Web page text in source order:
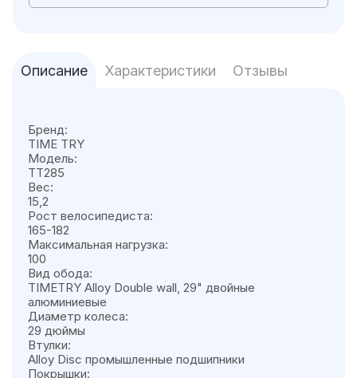
Описание Характеристики Отзывы
Бренд:
TIME TRY
Модель:
TT285
Вес:
15,2
Рост велосипедиста:
165-182
Максимальная нагрузка:
100
Вид обода:
TIMETRY Alloy Double wall, 29" двойные
алюминиевые
Диаметр колеса:
29 дюймы
Втулки:
Alloy Disc промышленные подшипники
Покрышки: